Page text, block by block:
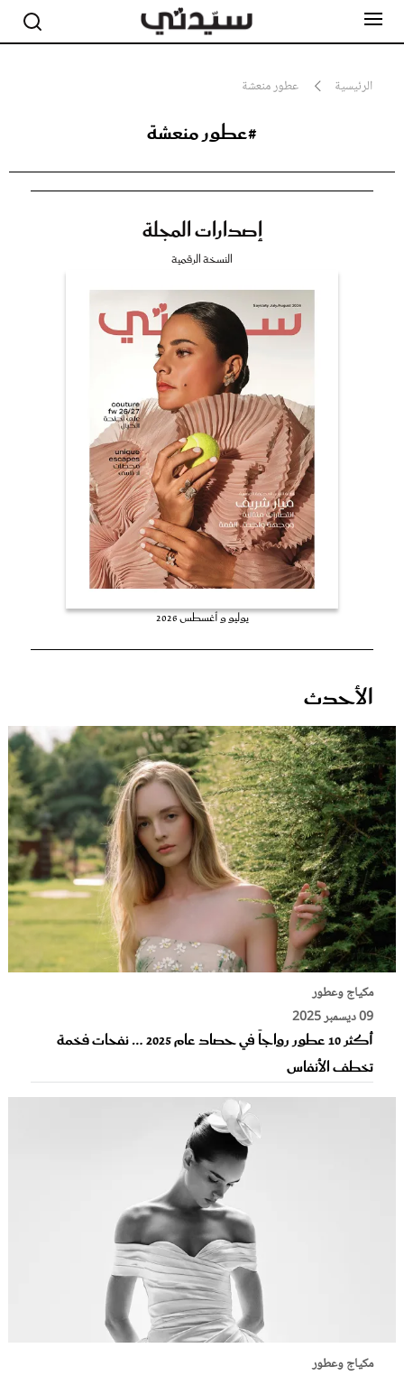
الرئيسية عطور منعشة
#عطور منعشة
إصدارات المجلة
النسخة الرقمية
يوليو و أغسطس 2026
الأحدث
مكياج وعطور
09 ديسمبر 2025
أكثر 10 عطور رواجاً في حصاد عام 2025 … نفحات فخمة
تخطف الأنفاس
مكياج وعطور
جمال
صحة ورشاقة
عروس سيدتي
غلاف رفمي